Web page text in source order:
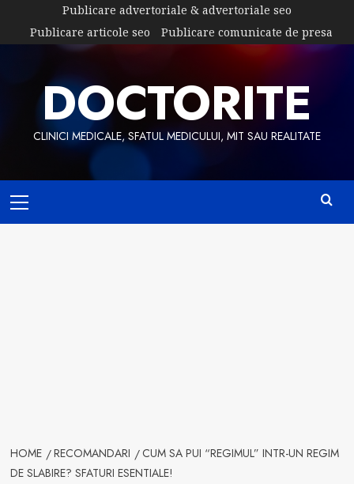
content
Publicare advertoriale & advertoriale seo
Publicare articole seo
Publicare comunicate de presa
DOCTORITE
CLINICI MEDICALE, SFATUL MEDICULUI, MIT SAU REALITATE
Menu
HOME RECOMANDARI
CUM SA PUI “REGIMUL” INTR-UN REGIM
DE SLABIRE? SFATURI ESENTIALE!